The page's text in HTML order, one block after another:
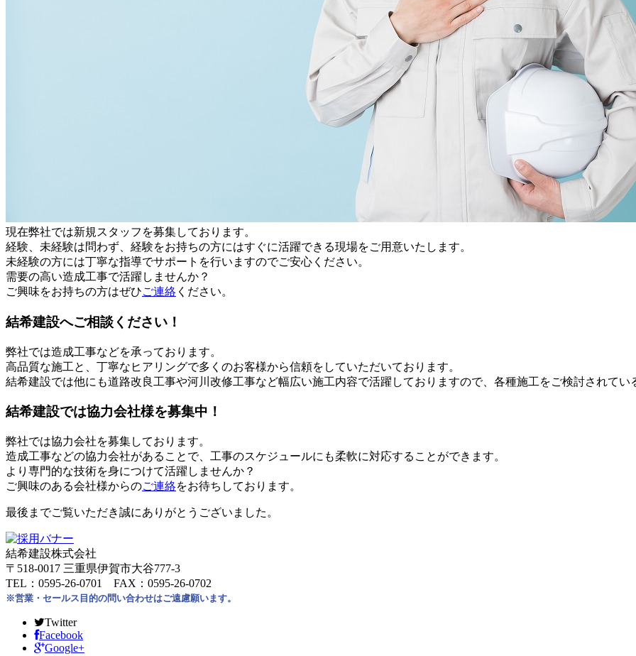
現在弊社では新規スタッフを募集しております。
経験、未経験は問わず、経験をお持ちの方にはすぐに活躍できる現場をご用意いたします。
未経験の方には丁寧な指導でサポートを行いますのでご安心ください。
需要の高い造成工事で活躍しませんか？
ご興味をお持ちの方はぜひご連絡 ください。
結希建設へご相談ください！
弊社では造成工事などを承っております。
高品質な施工と、丁寧なヒアリングで多くのお客様から信頼をしていただいております。
結希建設では他にも道路改良工事や河川改修工事など幅広い施工内容で活躍しておりますので、各種施工をご検討されてい
結希建設では協力会社様を募集中！
弊社では協力会社を募集しております。
造成工事などの協力会社があることで、工事のスケジュールにも柔軟に対応することができます。
より専門的な技術を身につけて活躍しませんか？
ご興味のある会社様からのご連絡をお待ちしております。
最後までご覧いただき誠にありがとうございました。
結希建設株式会社
〒518-0017 三重県伊賀市大谷777-3
TEL：0595-26-0701 FAX：0595-26-0702
※営業・セールス目的の問い合わせはご遠慮願います。
Twitter
Facebook
Google+